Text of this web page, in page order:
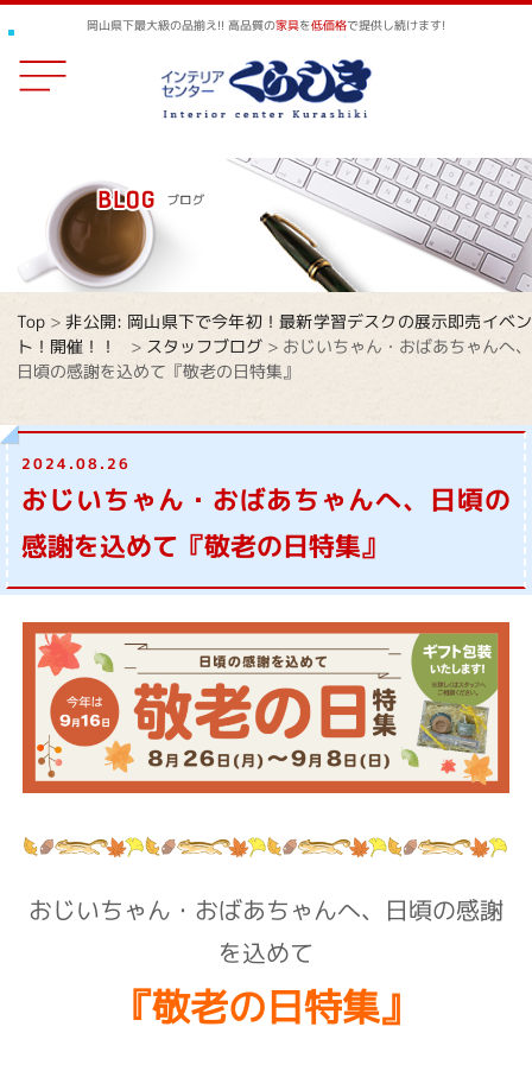
岡山県下最大級の品揃え!! 高品質の家具を低価格で提供し続けます!
Top >非公開: 岡山県下で今年初！最新学習デスクの展示即売イベン
ト！開催！！
> スタッフブログ > おじいちゃん・おばあちゃんへ、
日頃の感謝を込めて『敬老の日特集』
2024.08.26
おじいちゃん・おばあちゃんへ、日頃の
感謝を込めて『敬老の日特集』
おじいちゃん・おばあちゃんへ、
日頃の感謝
を込めて
『敬老の日特集』